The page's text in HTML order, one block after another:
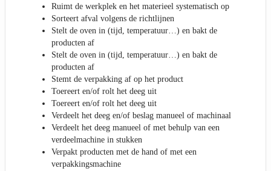
Ruimt de werkplek en het materieel systematisch op
Sorteert afval volgens de richtlijnen
Stelt de oven in (tijd, temperatuur…) en bakt de
producten af
Stelt de oven in (tijd, temperatuur…) en bakt de
producten af
Stemt de verpakking af op het product
Toereert en/of rolt het deeg uit
Toereert en/of rolt het deeg uit
Verdeelt het deeg en/of beslag manueel of machinaal
Verdeelt het deeg manueel of met behulp van een
verdeelmachine in stukken
Verpakt producten met de hand of met een
verpakkingsmachine